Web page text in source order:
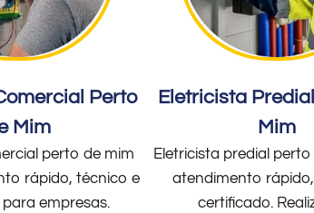
Perto
Mim
perto de mim
rápido, técnico e
empresas.
Eletricista
Mim
Eletricista predial
atendimento
certificado.